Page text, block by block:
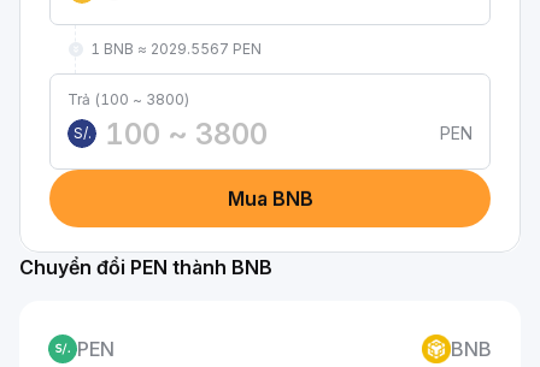
1 BNB ≈ 2029.5567 PEN
Trả (100 ~ 3800)
S/.
PEN
Mua BNB
Chuyển đổi PEN thành BNB
PEN BNB